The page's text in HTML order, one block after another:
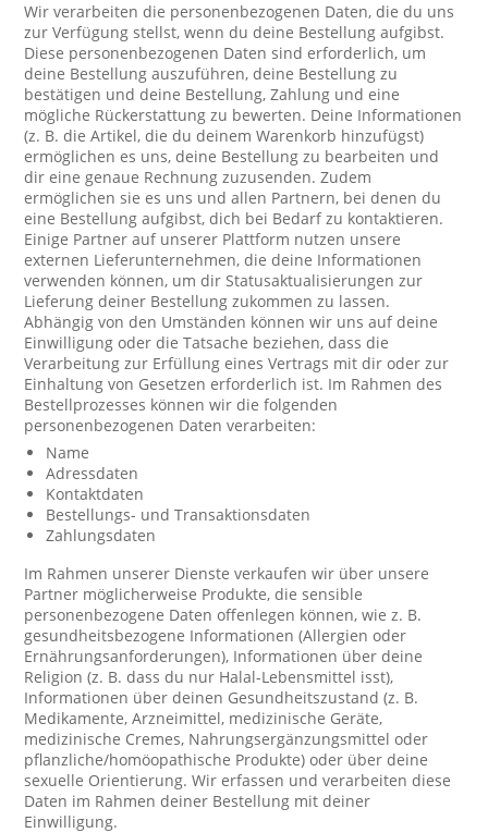
Wir verarbeiten die personenbezogenen Daten, die du uns
zur Verfügung stellst, wenn du deine Bestellung aufgibst.
Diese personenbezogenen Daten sind erforderlich, um
deine Bestellung auszuführen, deine Bestellung zu
bestätigen und deine Bestellung, Zahlung und eine
mögliche Rückerstattung zu bewerten. Deine Informationen
(z. B. die Artikel, die du deinem Warenkorb hinzufügst)
ermöglichen es uns, deine Bestellung zu bearbeiten und
dir eine genaue Rechnung zuzusenden. Zudem
ermöglichen sie es uns und allen Partnern, bei denen du
eine Bestellung aufgibst, dich bei Bedarf zu kontaktieren.
Einige Partner auf unserer Plattform nutzen unsere
externen Lieferunternehmen, die deine Informationen
verwenden können, um dir Statusaktualisierungen zur
Lieferung deiner Bestellung zukommen zu lassen.
Abhängig von den Umständen können wir uns auf deine
Einwilligung oder die Tatsache beziehen, dass die
Verarbeitung zur Erfüllung eines Vertrags mit dir oder zur
Einhaltung von Gesetzen erforderlich ist. Im Rahmen des
Bestellprozesses können wir die folgenden
personenbezogenen Daten verarbeiten:
Name
Adressdaten
Kontaktdaten
Bestellungs- und Transaktionsdaten
Zahlungsdaten
Im Rahmen unserer Dienste verkaufen wir über unsere
Partner möglicherweise Produkte, die sensible
personenbezogene Daten offenlegen können, wie z. B.
gesundheitsbezogene Informationen (Allergien oder
Ernährungsanforderungen), Informationen über deine
Religion (z. B. dass du nur Halal-Lebensmittel isst),
Informationen über deinen Gesundheitszustand (z. B.
Medikamente, Arzneimittel, medizinische Geräte,
medizinische Cremes, Nahrungsergänzungsmittel oder
pflanzliche/homöopathische Produkte) oder über deine
sexuelle Orientierung. Wir erfassen und verarbeiten diese
Daten im Rahmen deiner Bestellung mit deiner
Einwilligung.